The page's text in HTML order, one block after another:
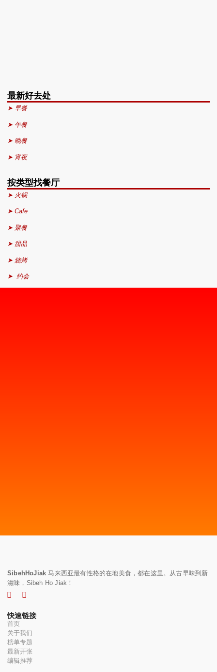
最新好去处
➤ 早餐
➤ 午餐
➤ 晚餐
➤ 宵夜
按类型找餐厅
➤ 火锅
➤ Cafe
➤ 聚餐
➤ 甜品
➤ 烧烤
➤ 约会
SibehHoJiak 马来西亚最有性格的在地美食，都在这里。从古早味到新
滋味，Sibeh Ho Jiak！
快速链接
首页
关于我们
榜单专题
最新开张
编辑推荐